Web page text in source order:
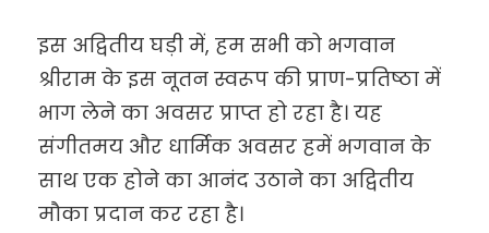
इस अद्वितीय घड़ी में, हम सभी को भगवान
श्रीराम के इस नूतन स्वरूप की प्राण-प्रतिष्ठा में
भाग लेने का अवसर प्राप्त हो रहा है। यह
संगीतमय और धार्मिक अवसर हमें भगवान के
साथ एक होने का आनंद उठाने का अद्वितीय
मौका प्रदान कर रहा है।